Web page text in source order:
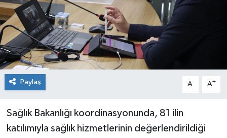
Paylaş A- A+
Sağlık Bakanlığı koordinasyonunda, 81 ilin
katılımıyla sağlık hizmetlerinin değerlendirildiği